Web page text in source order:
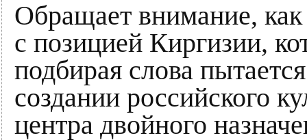
Обращает внимание, как
с позицией Киргизии,
подбирая слова
создании российского
центра двойного